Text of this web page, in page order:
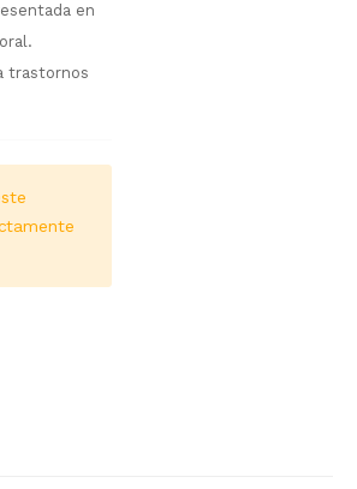
en
trastornos